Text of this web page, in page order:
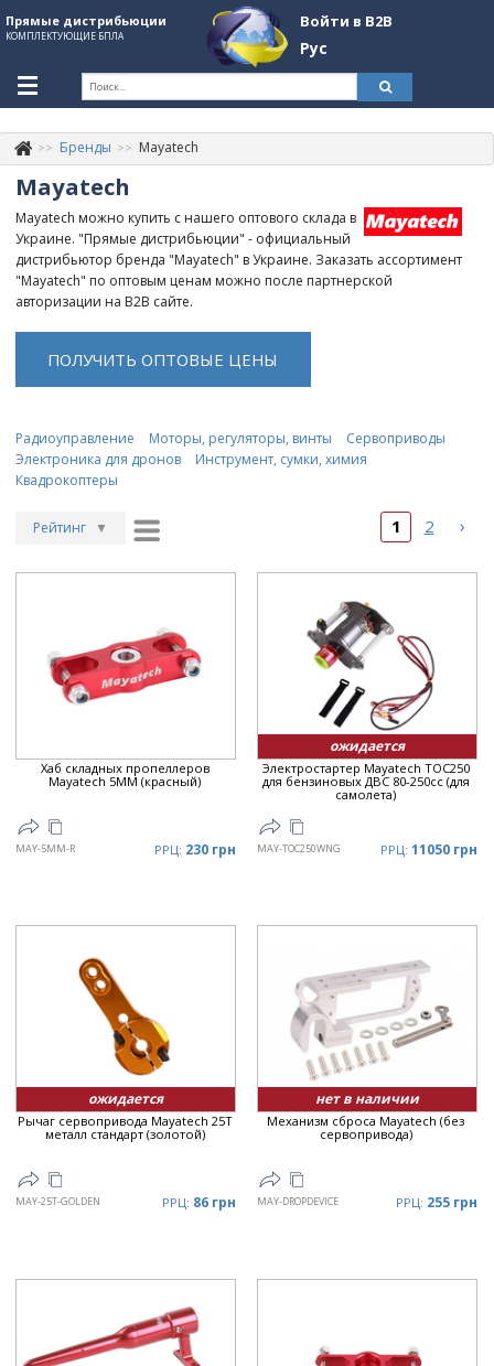
Прямые дистрибьюции
КОМПЛЕКТУЮЩИЕ БПЛА
Войти в B2B
Рус
+380507774092 Контакты
Информация о компании
About Company
Обзоры
Категории
Стать партнером
Бренды Mayatech
Mayatech
Mayatech можно купить с нашего оптового склада в
Украине. "Прямые дистрибьюции" - официальный
дистрибьютор бренда "Mayatech" в Украине. Заказать ассортимент
"Mayatech" по оптовым ценам можно после партнерской
авторизации на B2B сайте.
ПОЛУЧИТЬ ОПТОВЫЕ ЦЕНЫ
Радиоуправление Моторы, регуляторы, винты
Сервоприводы
Электроника для дронов
Инструмент, сумки, химия
Квадрокоптеры
Рейтинг ▼
Цена ▲
Цена ▼
1 2 ›
Хаб складных пропеллеров
Mayatech 5MM (красный)
MAY-5MM-R РРЦ: 230 грн
ожидается
Электростартер Mayatech TOC250
для бензиновых ДВС 80-250cc (для
самолета)
MAY-TOC250WNG РРЦ: 11050 грн
ожидается
Рычаг сервопривода Mayatech 25T
металл стандарт (золотой)
MAY-25T-GOLDEN РРЦ: 86 грн
нет в наличии
Механизм сброса Mayatech (без
сервопривода)
MAY-DROPDEVICE РРЦ: 255 грн